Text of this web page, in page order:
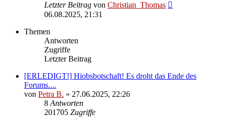
Letzter Beitrag von Christian_Thomas
06.08.2025, 21:31
Themen
Antworten
Zugriffe
Letzter Beitrag
[ERLEDIGT!] Hiobsbotschaft! Es droht das Ende des
Forums....
von Petra B. » 27.06.2025, 22:26
8Antworten
201705 Zugriffe